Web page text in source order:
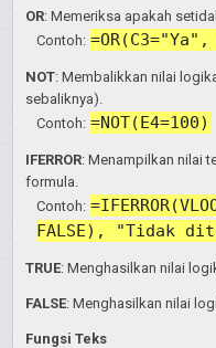
OR: Memeriksa apakah
Contoh: =OR(C3="Ya",
NOT: Membalikkan nilai
sebaliknya).
Contoh: =NOT(E4=100)
IFERROR: Menampilkan nilai
formula.
Contoh:
FALSE), "Tidak
TRUE: Menghasilkan nilai
FALSE: Menghasilkan nilai
Fungsi Teks